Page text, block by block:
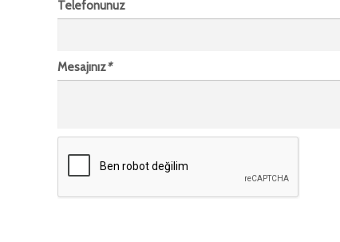
Telefonunuz
Mesajınız*